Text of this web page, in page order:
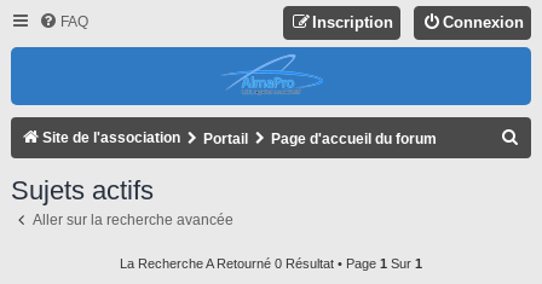
FAQ Connexion
Inscription
Site de l'association Portail Page d'accueil du forum
Sujets actifs
Aller sur la recherche avancée
La Recherche A Retourné 0 Résultat • Page 1 Sur 1